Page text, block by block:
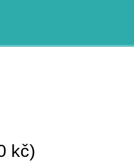
kč)